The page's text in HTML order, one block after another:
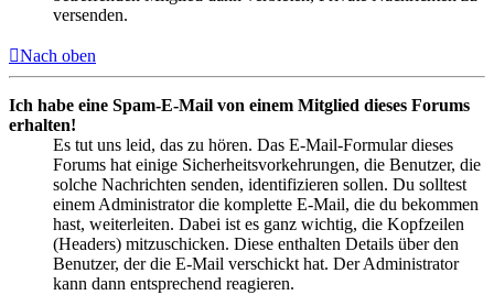
versenden.
Nach oben
Ich habe eine Spam-E-Mail von einem Mitglied dieses Forums
erhalten!
Es tut uns leid, das zu hören. Das E-Mail-Formular dieses
Forums hat einige Sicherheitsvorkehrungen, die Benutzer, die
solche Nachrichten senden, identifizieren sollen. Du solltest
einem Administrator die komplette E-Mail, die du bekommen
hast, weiterleiten. Dabei ist es ganz wichtig, die Kopfzeilen
(Headers) mitzuschicken. Diese enthalten Details über den
Benutzer, der die E-Mail verschickt hat. Der Administrator
kann dann entsprechend reagieren.